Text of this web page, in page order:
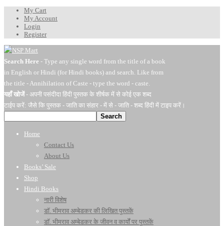
My Cart
My Account
Login
Register
Search Here - Type any single word from the title of a book
in English or Hindi (for Hindi books) and search. Like from
the title - Annihilation of Caste - type the word - caste.
यहाँ खोजें- अपनी पसंदीदा हिंदी पुस्तक के शीर्षक में से कोई एक शब्द
टाईप करें: जैसे कि पुस्तक - जाति का संहार - में से - जाति - शब्द हिंदी में टाइप करें।
Search
Home
Contact Us
About Us
Books’ Sale
Shop
Hindi Books
नारी विशेष
डॉ. भीमराव अम्बेडकर की लिखित पुस्तकें
डॉ. भीमराव अम्बेडकर के जीवन व कार्यों पर पुस्तकें